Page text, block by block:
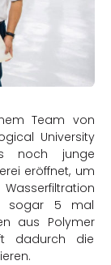
Team von
University
noch junge
eröffnet, um
sogar 5 mal
aus Polymer
dadurch die